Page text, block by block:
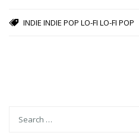
INDIE INDIE POP LO-FI LO-FI POP